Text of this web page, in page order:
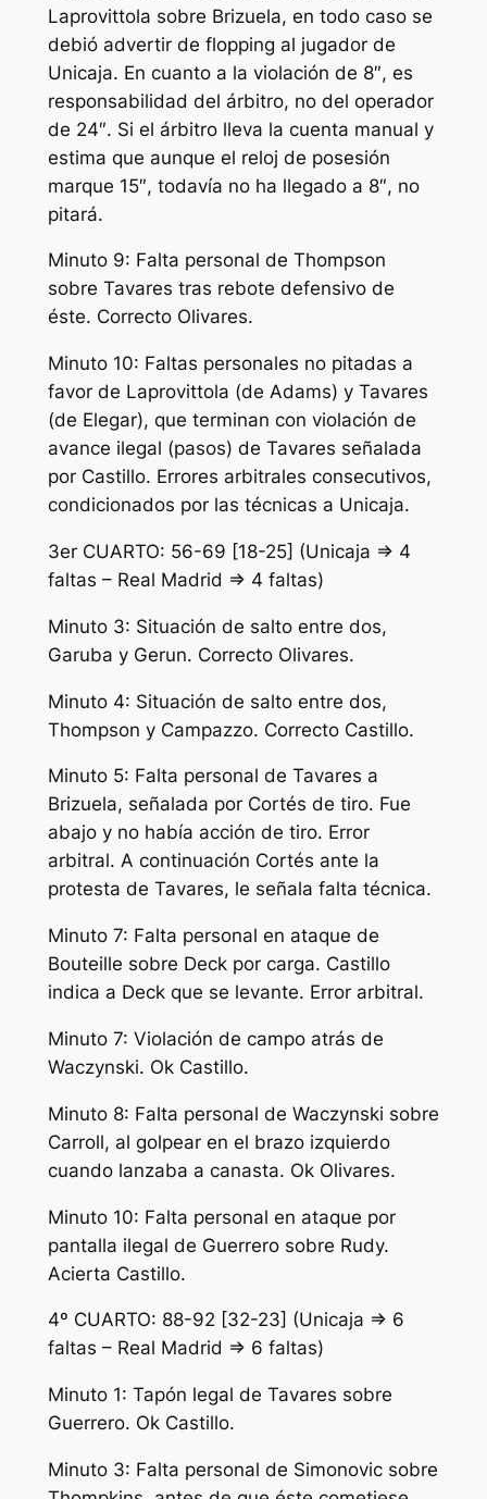
Laprovittola sobre Brizuela, en todo caso se
debió advertir de flopping al jugador de
Unicaja. En cuanto a la violación de 8″, es
responsabilidad del árbitro, no del operador
de 24″. Si el árbitro lleva la cuenta manual y
estima que aunque el reloj de posesión
marque 15″, todavía no ha llegado a 8″, no
pitará.
Minuto 9: Falta personal de Thompson
sobre Tavares tras rebote defensivo de
éste. Correcto Olivares.
Minuto 10: Faltas personales no pitadas a
favor de Laprovittola (de Adams) y Tavares
(de Elegar), que terminan con violación de
avance ilegal (pasos) de Tavares señalada
por Castillo. Errores arbitrales consecutivos,
condicionados por las técnicas a Unicaja.
3er CUARTO: 56-69 [18-25] (Unicaja => 4
faltas – Real Madrid => 4 faltas)
Minuto 3: Situación de salto entre dos,
Garuba y Gerun. Correcto Olivares.
Minuto 4: Situación de salto entre dos,
Thompson y Campazzo. Correcto Castillo.
Minuto 5: Falta personal de Tavares a
Brizuela, señalada por Cortés de tiro. Fue
abajo y no había acción de tiro. Error
arbitral. A continuación Cortés ante la
protesta de Tavares, le señala falta técnica.
Minuto 7: Falta personal en ataque de
Bouteille sobre Deck por carga. Castillo
indica a Deck que se levante. Error arbitral.
Minuto 7: Violación de campo atrás de
Waczynski. Ok Castillo.
Minuto 8: Falta personal de Waczynski sobre
Carroll, al golpear en el brazo izquierdo
cuando lanzaba a canasta. Ok Olivares.
Minuto 10: Falta personal en ataque por
pantalla ilegal de Guerrero sobre Rudy.
Acierta Castillo.
4º CUARTO: 88-92 [32-23] (Unicaja => 6
faltas – Real Madrid => 6 faltas)
Minuto 1: Tapón legal de Tavares sobre
Guerrero. Ok Castillo.
Minuto 3: Falta personal de Simonovic sobre